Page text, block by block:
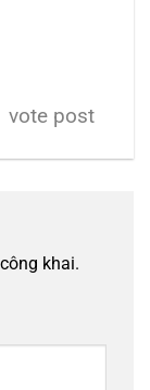
vote post
khai.